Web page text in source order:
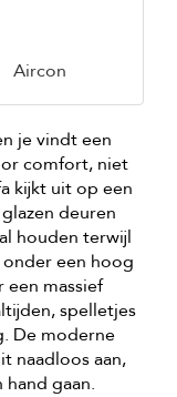
Aircon
je vindt een
comfort, niet
kijkt uit op een
deuren
houden terwijl
een hoog
massief
spelletjes
De moderne
naadloos aan,
gaan.